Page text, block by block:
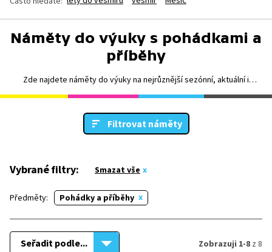
Náměty do výuky s pohádkami a
příběhy
Zde najdete náměty do výuky na nejrůznější sezónní, aktuální i
nejenom tematická videa, ale i materiály ke stažení, jako jsou
například pracovní listy.
Filtrovat náměty
Vybrané filtry: Smazat vše
Předměty: Pohádky a příběhy
Seřadit podle... Zobrazuji 1-8 z 8